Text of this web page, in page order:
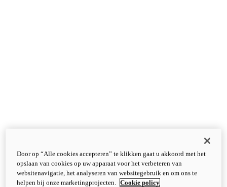
Door op “Alle cookies accepteren” te klikken gaat u akkoord met het
opslaan van cookies op uw apparaat voor het verbeteren van
websitenavigatie, het analyseren van websitegebruik en om ons te
helpen bij onze marketingprojecten.
Cookie policy